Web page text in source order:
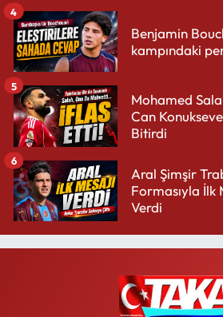
Benjamin
kampındaki
4
Mohamed
Can
Bitirdi
5
Aral Şimşir
Formasıyla İlk
Verdi
6